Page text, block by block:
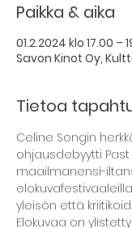
Paikka & aika
01.2.2024 klo 17.00 –
Savon Kinot Oy,
Tietoa
Celine Songin
ohjausdebyytti Past
maailmanensi-
yleisön että
Elokuvaa on